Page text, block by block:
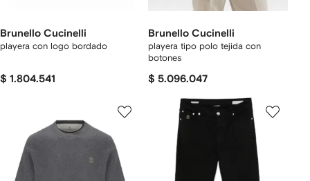
Brunello Cucinelli
playera con logo bordado
$ 1.804.541
Brunello Cucinelli
playera tipo polo tejida con
botones
$ 5.096.047